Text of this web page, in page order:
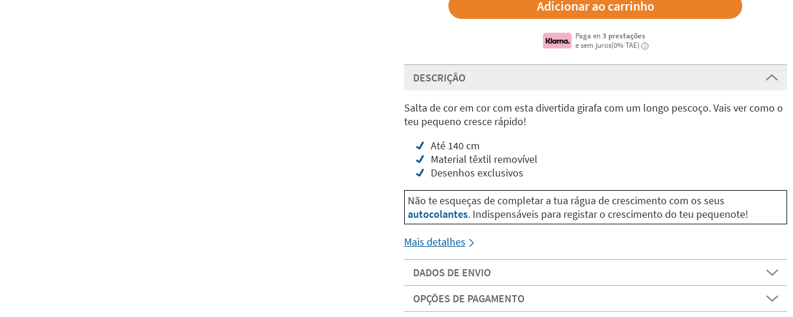
Paga en3 prestações
e sem juros(0% TAE)
i
DESCRIÇÃO
Salta de cor em cor com esta divertida girafa com um longo pescoço. Vais ver como o
teu pequeno cresce rápido!
Até 140 cm
Material têxtil removível
Desenhos exclusivos
Não te esqueças de completar a tua rágua de crescimento com os seus
autocolantes. Indispensáveis para registar o crescimento do teu pequenote!
Mais detalhes
DADOS DE ENVIO
OPÇÕES DE PAGAMENTO